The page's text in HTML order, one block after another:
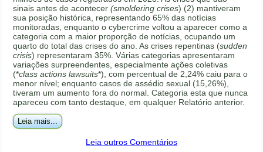
sinais antes de acontecer(smoldering crises) (2) mantiveram
sua posição histórica, representando 65% das notícias
monitoradas, enquanto o cybercrime voltou a aparecer como a
categoria com a maior proporção de notícias, ocupando um
quarto do total das crises do ano. As crises repentinas (sudden
crisis) representaram 35%. Várias categorias apresentaram
variações surpreendentes, especialmente ações coletivas
(*class actions lawsuits*), com percentual de 2,24% caiu para o
menor nível; enquanto casos de assédio sexual (15,26%),
tiveram um aumento fora do normal. Categoria esta que nunca
apareceu com tanto destaque, em qualquer Relatório anterior.
Leia mais...
Leia outros Comentários